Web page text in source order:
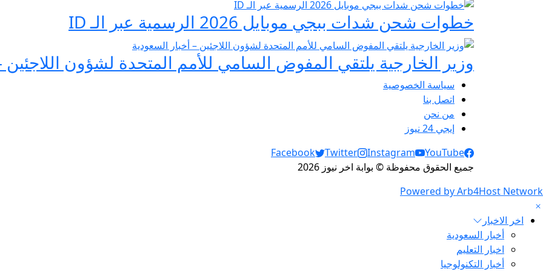
خطوات شحن شدات ببجي موبايل 2026 الرسمية عبر الـ ID
وزير الخارجية يلتقي المفوض السامي للأمم المتحدة لشؤون اللاجئين
سياسة الخصوصية
اتصل بنا
من نحن
إيجي 24 نيوز
Social Links
Facebook Twitter Instagram
YouTube
جميع الحقوق محفوظة © بوابة اخر نيوز 2026
Powered by Arb4Host Network
اخر الاخبار
أخبار السعودية
اخبار التعليم
أخبار التكنولوجيا